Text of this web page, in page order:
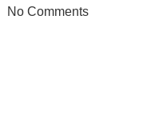
No Comments